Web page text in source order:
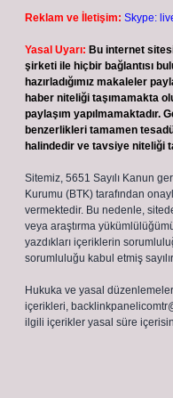
Reklam ve İletişim: Skype:
Yasal Uyarı: Bu internet
şirketi ile hiçbir bağlantısı
hazırladığımız makaleler
haber niteliği taşımamakta
paylaşım yapılmamaktadır.
benzerlikleri tamamen
halindedir ve tavsiye niteliği
Sitemiz, 5651 Sayılı Kanun
Kurumu (BTK) tarafından
vermektedir. Bu nedenle,
veya araştırma
yazdıkları içeriklerin
sorumluluğu kabul etmiş
Hukuka ve yasal
içerikleri,
ilgili içerikler yasal süre